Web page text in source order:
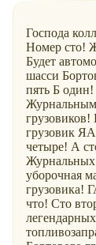
Господа
Номер сто!
Будет
шасси
пять Б
грузовик
четыре! А
Журнальных
уборочная
грузовика!
что! Сто